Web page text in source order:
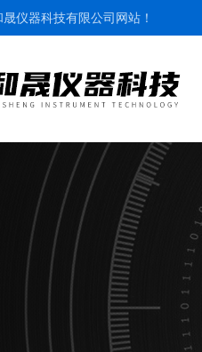
仪器科技有限公司网站！